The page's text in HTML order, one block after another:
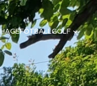
HAGEFOTBALLGOLF